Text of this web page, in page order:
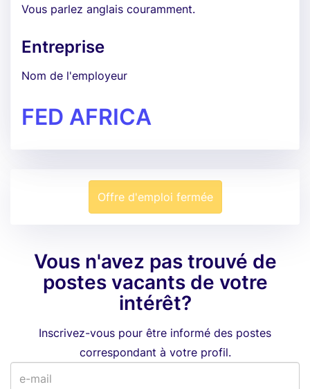
Vous parlez anglais couramment.
Entreprise
Nom de l'employeur
FED AFRICA
Offre d'emploi fermée
Vous n'avez pas trouvé de
postes vacants de votre
intérêt?
Inscrivez-vous pour être informé des postes
correspondant à votre profil.